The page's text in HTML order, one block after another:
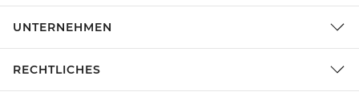
UNTERNEHMEN
RECHTLICHES